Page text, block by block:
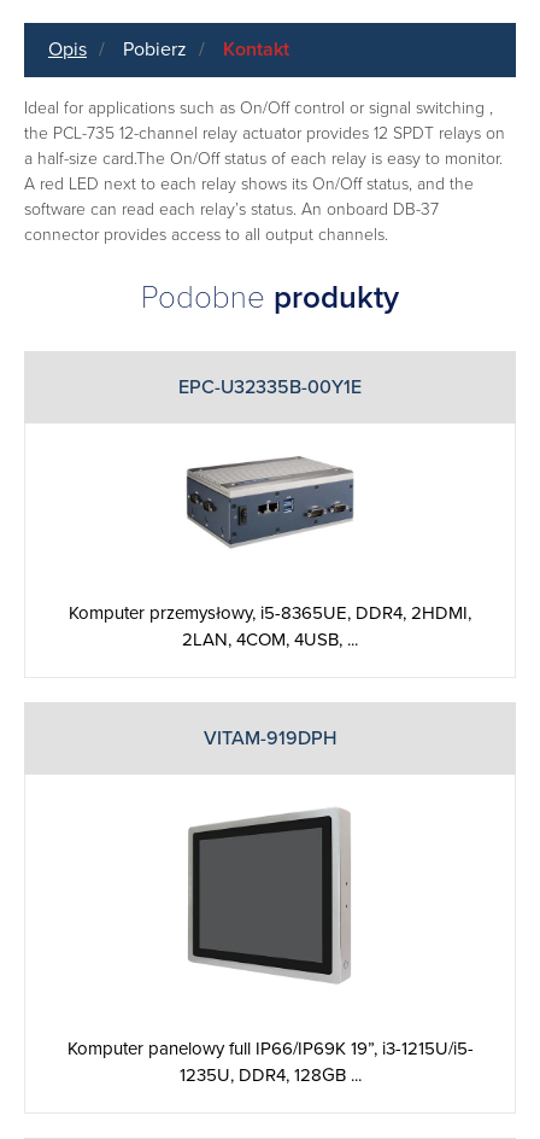
Opis Pobierz Kontakt
Ideal for applications such as On/Off control or signal switching ,
the PCL-735 12-channel relay actuator provides 12 SPDT relays on
a half-size card.The On/Off status of each relay is easy to monitor.
A red LED next to each relay shows its On/Off status, and the
software can read each relay’s status. An onboard DB-37
connector provides access to all output channels.
Podobne produkty
EPC-U32335B-00Y1E
Komputer przemysłowy, i5-8365UE, DDR4, 2HDMI,
2LAN, 4COM, 4USB, ...
VITAM-919DPH
Komputer panelowy full IP66/IP69K 19”, i3-1215U/i5-
1235U, DDR4, 128GB ...